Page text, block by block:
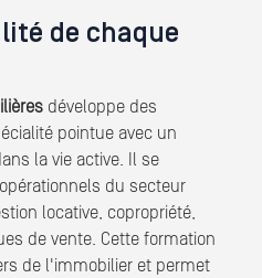
de chaque
développe des
pointue avec un
la vie active. Il se
du secteur
locative, copropriété,
de vente. Cette formation
de l'immobilier et permet